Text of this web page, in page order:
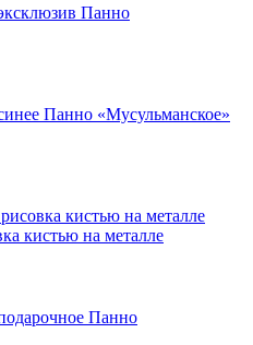
Панно
Панно «Мусульманское»
кистью на металле
Панно